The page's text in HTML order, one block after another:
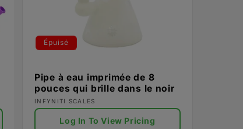
Épuisé
Pipe à eau imprimée de 8
pouces qui brille dans le noir
Fournisseur :
INFYNITI SCALES
Log In To View Pricing